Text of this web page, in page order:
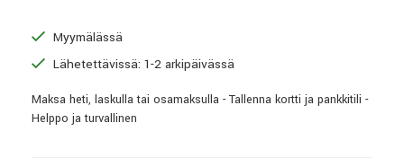
Myymälässä
Lähetettävissä: 1-2 arkipäivässä
Maksa heti, laskulla tai osamaksulla - Tallenna kortti ja pankkitili -
Helppo ja turvallinen